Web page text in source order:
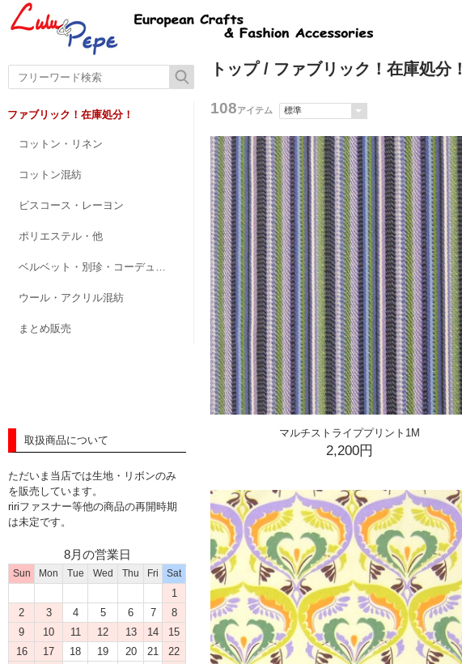
ファブリック！在庫処分！
コットン・リネン
コットン混紡
ビスコース・レーヨン
ポリエステル・他
ベルベット・別珍・コーデュロイ
ウール・アクリル混紡
まとめ販売
取扱商品について
ただいま当店では生地・リボンのみ
を販売しています。
ririファスナー等他の商品の再開時期
は未定です。
8月の営業日
Sun Mon Tue Wed Thu Fri Sat
1
2
3 4 5 6 7
8
9
10 11 12 13 14
15
16
17 18 19 20 21
22
トップ/ ファブリック！在庫処分！
108アイテム
マルチストライププリント1M
2,200円